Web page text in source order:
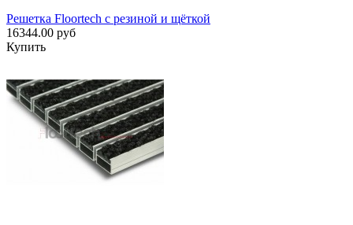
Решетка Floortech с резиной и щёткой
16344.00 руб
Купить